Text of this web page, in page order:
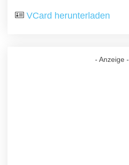
VCard herunterladen
- Anzeige -